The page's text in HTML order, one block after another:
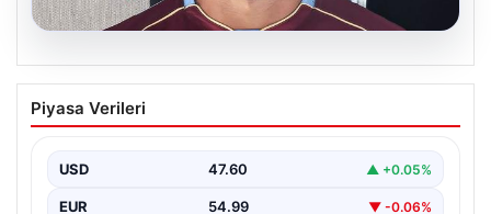
05.08.2026
Mohamed Salah daha maça çıkmadan
Victor Osimhen’i solladı!
Piyasa Verileri
USD 47.60 ▲ +0.05%
EUR 54.99 ▼ -0.06%